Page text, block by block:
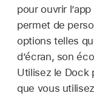
pour ouvrir
permet de
options telles
d’écran, son
Utilisez le Dock
que vous